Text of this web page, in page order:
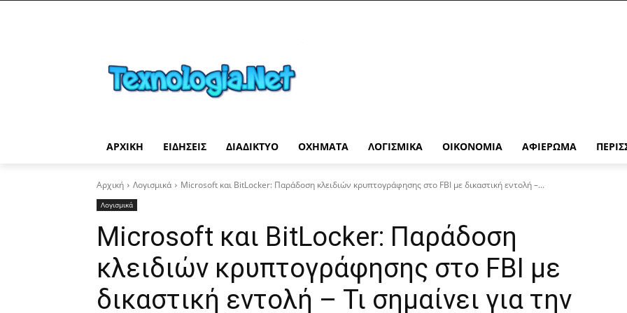
ΑΡΧΙΚΉ ΕΙΔΉΣΕΙΣ ΔΙΑΔΊΚΤΥΟ ΟΧΉΜΑΤΑ ΛΟΓΙΣΜΙΚΆ ΟΙΚΟΝΟΜΊΑ ΑΦΙΈΡΩΜΑ
Αρχική Λογισμικά Microsoft και BitLocker: Παράδοση κλειδιών κρυπτογράφησης στο FBI με δικαστική εντολή –...
Λογισμικά
Microsoft και BitLocker: Παράδοση
κλειδιών κρυπτογράφησης στο FBI με
δικαστική εντολή – Τι σημαίνει για την